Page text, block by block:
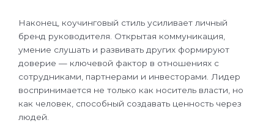
Наконец, коучинговый стиль усиливает личный
бренд руководителя. Открытая коммуникация,
умение слушать и развивать других формируют
доверие — ключевой фактор в отношениях с
сотрудниками, партнерами и инвесторами. Лидер
воспринимается не только как носитель власти, но
как человек, способный создавать ценность через
людей.